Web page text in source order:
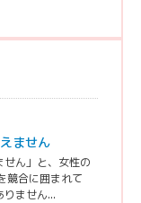
ません
せん」と、女性の
競合に囲まれて
ません...